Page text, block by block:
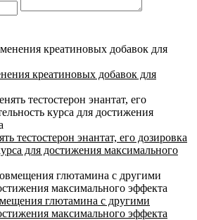
креатиновых добавок для
тестостерон энантат, его дозировка
для достижения максимального
глютамина с другими
максимального эффекта